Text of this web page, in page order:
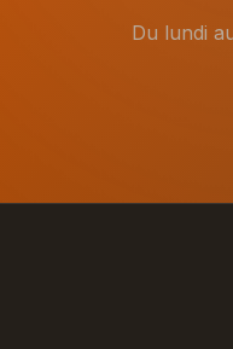
Du lundi